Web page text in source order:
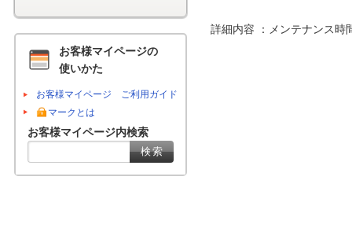
詳細内容 ：メンテナンス時
お客様マイページの
使いかた
お客様マイページ ご利用ガイド
マークとは
お客様マイページ内検索